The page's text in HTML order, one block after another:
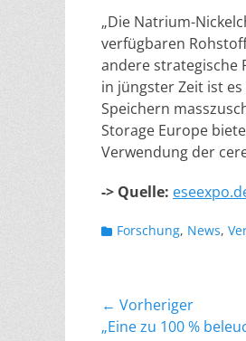
„Die Natrium-
verfügbaren
andere strategische
in jüngster Zeit ist
Speichern
Storage Europe
Verwendung der
-> Quelle:
Kategorien
Forschung, News,
← Vorheriger
Vorheriger
„Eine zu 100 %